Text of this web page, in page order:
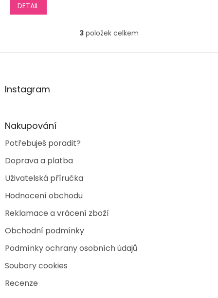
DETAIL
O
l
3 položek celkem
Z
aInstagram
Nakupování
Potřebuješ poradit?
Doprava a platba
Uživatelská příručka
Hodnocení obchodu
Reklamace a vrácení zboží
Obchodní podmínky
Podmínky ochrany osobních údajů
Soubory cookies
Recenze